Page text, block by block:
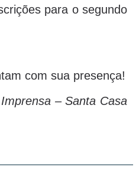
para o segundo
com sua presença!
– Santa Casa